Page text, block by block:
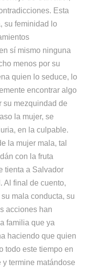
Esta
su feminidad lo
sí mismo ninguna
menos por su
quien lo seduce, lo
encontrar algo
su mezquindad de
la mujer, se
en la culpable.
la mujer mala, tal
con la fruta
tienta a Salvador
Al final de cuento,
mala conducta, su
acciones han
familia que ya
haciendo que quien
todo este tiempo en
termine matándose